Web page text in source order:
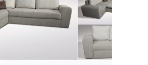
TOVÁBB OLVASOM